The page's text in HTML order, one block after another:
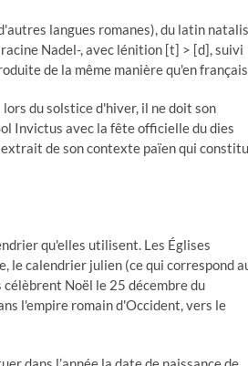
langues romanes), du latin
Nadel-, avec lénition [t] > [d], suivi
de la même manière qu'en
du solstice d'hiver, il ne doit son
Invictus avec la fête officielle du dies
de son contexte païen qui
qu'elles utilisent. Les Églises
le calendrier julien (ce qui correspond
Noël le 25 décembre du
l'empire romain d'Occident, vers le